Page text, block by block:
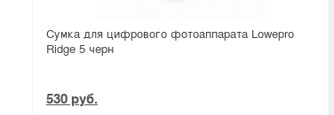
Сумка для цифрового фотоаппарата Lowepro
Ridge 5 черн
530 руб.